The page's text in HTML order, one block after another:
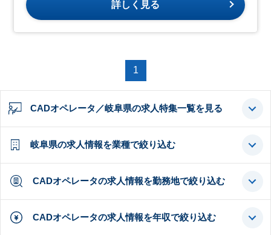
詳しく見る
1
CADオペレータ／岐阜県の求人特集一覧を見る
岐阜県の求人情報を業種で絞り込む
CADオペレータの求人情報を勤務地で絞り込む
CADオペレータの求人情報を年収で絞り込む